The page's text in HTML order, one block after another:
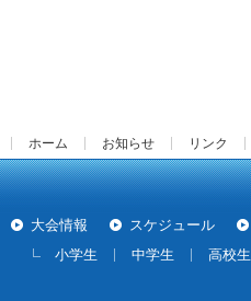
ホーム お知らせ リンク
大会情報 スケジュール
小学生
中学生 高校生